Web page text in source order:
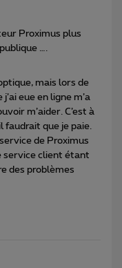
Proximus plus
….
mais lors de
eue en ligne m’a
m’aider. C’est à
faudrait que je paie.
de Proximus
service client étant
des problèmes